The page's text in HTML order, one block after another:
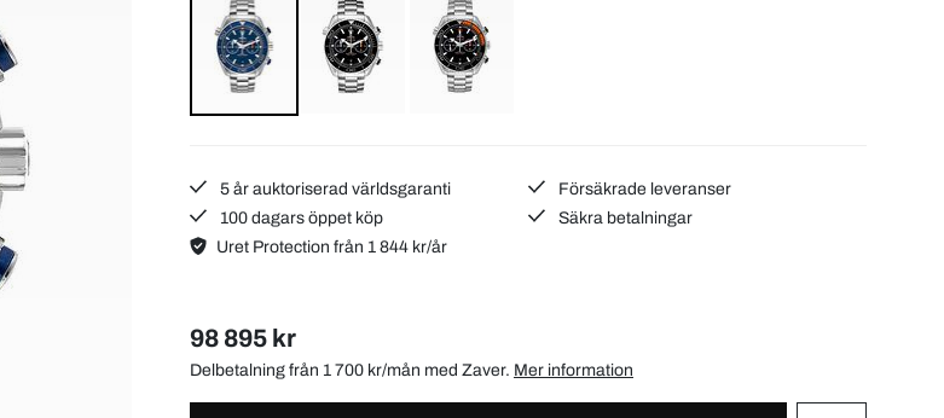
5 år auktoriserad världsgaranti
Försäkrade leveranser
100 dagars öppet köp
Säkra betalningar
Uret Protection från 1 844 kr/år
98 895 kr
Delbetalning från 1 700 kr/mån med Zaver. Mer information